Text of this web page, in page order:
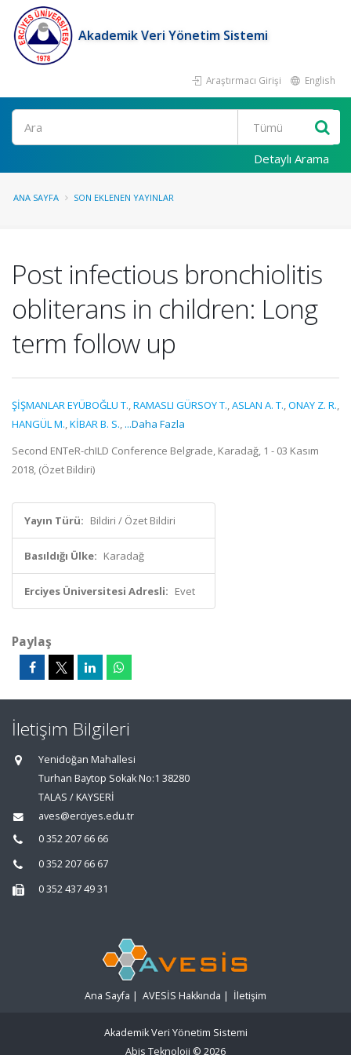
Akademik Veri Yönetim Sistemi
Araştırmacı Girişi English
Ara
Detaylı Arama
ANA SAYFA SON EKLENEN YAYINLAR
Post infectious bronchiolitis
obliterans in children: Long
term follow up
ŞİŞMANLAR EYÜBOĞLU T.,RAMASLI GÜRSOY T.,ASLAN A. T.,ONAY Z. R.,
HANGÜL M.,KİBAR B. S., ...Daha Fazla
Second ENTeR-chILD Conference Belgrade, Karadağ, 1 - 03 Kasım
2018, (Özet Bildiri)
Yayın Türü: Bildiri / Özet Bildiri
Basıldığı Ülke: Karadağ
Erciyes Üniversitesi Adresli: Evet
Paylaş
İletişim Bilgileri
Yenidoğan Mahallesi
Turhan Baytop Sokak No:1 38280
TALAS / KAYSERİ
aves@erciyes.edu.tr
0 352 207 66 66
0 352 207 66 67
0 352 437 49 31
Ana Sayfa | AVESİS Hakkında | İletişim
Akademik Veri Yönetim Sistemi
Abis Teknoloji © 2026